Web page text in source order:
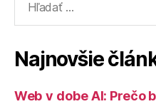
Najnovšie
Web v dobe AI: Prečo